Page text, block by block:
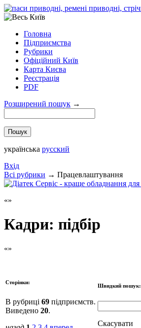
Головна
Підприємства
Рубрики
Офіційний Київ
Карта Києва
Реєстрація
PDF
Розширений пошук →
українська русский
Вхід
Всi рубрики → Працевлаштування
Кадри: підбір
Сторінки:
В рубриці 69 підприємств.
Виведено 20.
Швидкий пошук:
Скасувати